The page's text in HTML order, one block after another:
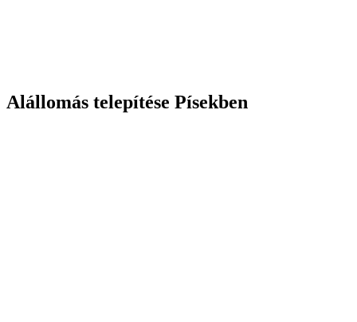
Alállomás telepítése Písekben